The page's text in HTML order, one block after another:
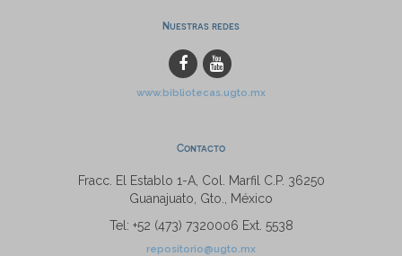
Nuestras redes
www.bibliotecas.ugto.mx
Contacto
Fracc. El Establo 1-A, Col. Marfil C.P. 36250
Guanajuato, Gto., México
Tel: +52 (473) 7320006 Ext. 5538
repositorio@ugto.mx